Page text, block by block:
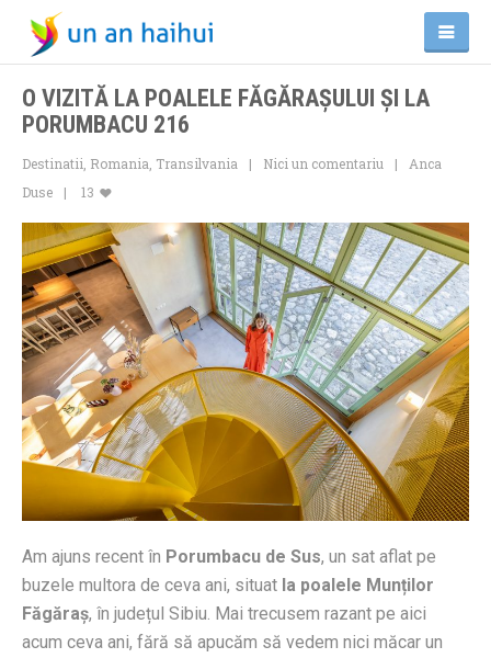
O VIZITĂ LA POALELE FĂGĂRAȘULUI ȘI LA
PORUMBACU 216
Destinatii Romania Transilvania Nici un comentariu
Anca
Duse
13
Am ajuns recent în Porumbacu de Sus, un sat aflat pe
buzele multora de ceva ani, situat la poalele Munților
Făgăraș, în județul Sibiu. Mai trecusem razant pe aici
acum ceva ani, fără să apucăm să vedem nici măcar un